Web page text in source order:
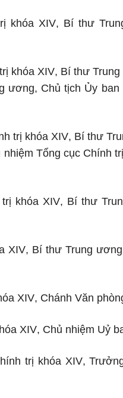
khóa XIV, Bí thư
khóa XIV, Bí thư
ương, Chủ tịch Ủy
trị khóa XIV, Bí thư
Tổng cục Chính
khóa XIV, Bí thư
XIV, Bí thư Trung
XIV, Chánh Văn
XIV, Chủ nhiệm Uỷ
trị khóa XIV,